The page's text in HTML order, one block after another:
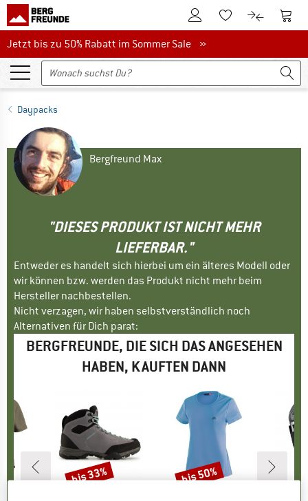
Zum KundenkontoZum Merkzettel.
Zum Zum
Jetzt bis zu 50% Rabatt im Sommer Sale
Jetzt bis zu 50% Rabatt im Sommer Sale »
Daypacks
Bergfreund Max
"DIESES PRODUKT IST NICHT MEHR
LIEFERBAR."
Entweder es handelt sich hierbei um ein älteres Modell oder
wir können bzw. werden das Produkt nicht mehr beim
Hersteller nachbestellen.
Nicht verzagen, wir haben selbstverständlich noch
Alternativen für Dich parat:
BERGFREUNDE, DIE SICH DAS ANGESEHEN
HABEN, KAUFTEN DANN
Rabatt
bis 33% Rabatt
bis 50%